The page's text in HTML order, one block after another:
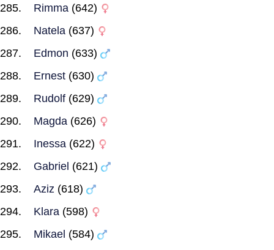
Rimma (642)
Natela (637)
Edmon (633)
Ernest (630)
Rudolf (629)
Magda (626)
Inessa (622)
Gabriel (621)
Aziz (618)
Klara (598)
Mikael (584)